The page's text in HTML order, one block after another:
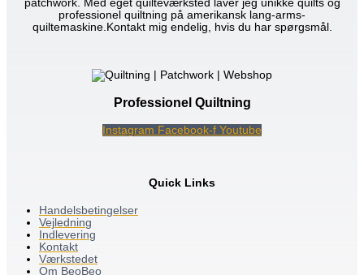
patchwork. Med eget quilteværksted laver jeg unikke quilts og
professionel quiltning på amerikansk lang-arms-
quiltemaskine.Kontakt mig endelig, hvis du har spørgsmål.
Professionel Quiltning
Instagram Facebook-f Youtube
Quick Links
Handelsbetingelser
Vejledning
Indlevering
Kontakt
Værkstedet
Om BeoBeo